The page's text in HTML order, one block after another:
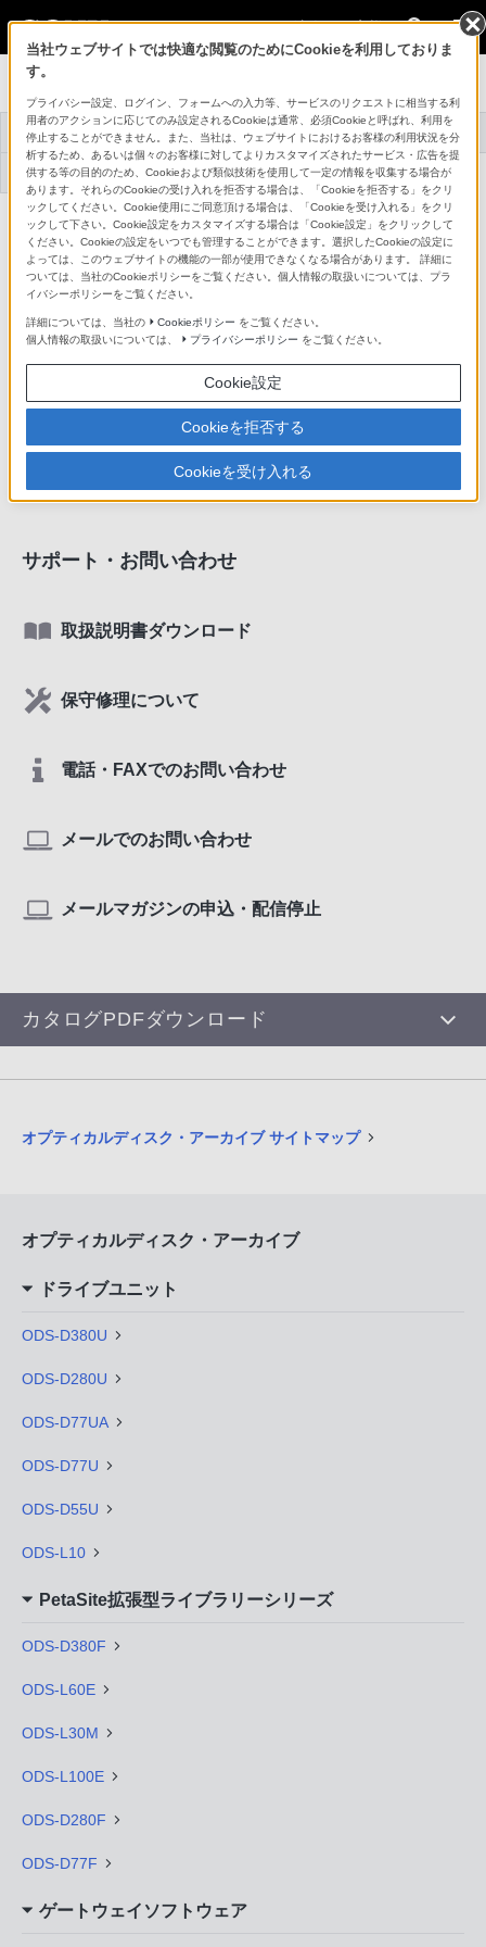
法人のお客様
トップ
オプティカルディス
ク・アーカイブとは
商品一覧 関連商品
事例紹介
アプリケーションソ
フトウェア
サポート・お問い合
わせ
オプティカルディスク・アーカイブPetaSite拡張型ライブラリー
カートリッジ拡張ユニット
ODS-L100E 詳細メニュー
関連資料
関連資料
システム構成例(144KB／PDF)
サポート・お問い合わせ
取扱説明書ダウンロード
保守修理について
電話・FAXでのお問い合わせ
メールでのお問い合わせ
メールマガジンの申込・配信停止
カタログPDFダウンロード
オプティカルディスク・アーカイブ サイトマップ
オプティカルディスク・アーカイブ
ドライブユニット
ODS-D380U
ODS-D280U
ODS-D77UA
ODS-D77U
ODS-D55U
ODS-L10
PetaSite拡張型ライブラリーシリーズ
ODS-D380F
ODS-L60E
ODS-L30M
ODS-L100E
ODS-D280F
ODS-D77F
ゲートウェイソフトウェア
当社ウェブサイトでは快適な閲覧のためにCookieを利用しておりま
す。
プライバシー設定、ログイン、フォームへの入力等、サービスのリクエストに相当する利
用者のアクションに応じてのみ設定されるCookieは通常、必須Cookieと呼ばれ、利用を
停止することができません。また、当社は、ウェブサイトにおけるお客様の利用状況を分
析するため、あるいは個々のお客様に対してよりカスタマイズされたサービス・広告を提
供する等の目的のため、Cookieおよび類似技術を使用して一定の情報を収集する場合が
あります。それらのCookieの受け入れを拒否する場合は、「Cookieを拒否する」をクリ
ックしてください。Cookie使用にご同意頂ける場合は、「Cookieを受け入れる」をクリ
ックして下さい。Cookie設定をカスタマイズする場合は「Cookie設定」をクリックして
ください。Cookieの設定をいつでも管理することができます。選択したCookieの設定に
よっては、このウェブサイトの機能の一部が使用できなくなる場合があります。 詳細に
ついては、当社のCookieポリシーをご覧ください。個人情報の取扱いについては、プラ
イバシーポリシーをご覧ください。
詳細については、当社の Cookieポリシー をご覧ください。
個人情報の取扱いについては、
プライバシーポリシー をご覧ください。
Cookie設定
Cookieを拒否する
Cookieを受け入れる